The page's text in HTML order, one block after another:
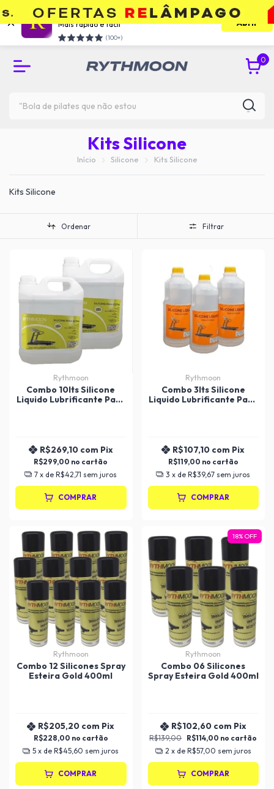
Use o app e economize
Mais rápido e facil
(100+)
Abrir
RETIRE GRÁTIS NA UNIDADE DO TATUAPÉ
0
Kits Silicone
Início Silicone Kits Silicone
Kits Silicone
Ordenar Filtrar
Rythmoon
Combo 10lts Silicone
Liquido Lubrificante Para
R$299,00
R$269,10 com Pix
7 x deR$42,71 sem juros
COMPRAR
Rythmoon
Combo 3lts Silicone
Liquido Lubrificante Para
R$119,00
R$107,10 com Pix
3 x deR$39,67 sem juros
COMPRAR
Rythmoon
Combo 12 Silicones Spray
Esteira Gold 400ml
R$228,00
R$205,20 com Pix
5 x deR$45,60 sem juros
COMPRAR
18% OFF
Rythmoon
Combo 06 Silicones
Spray Esteira Gold 400ml
R$139,00 R$114,00
R$102,60 com Pix
2 x de R$57,00 sem juros
COMPRAR